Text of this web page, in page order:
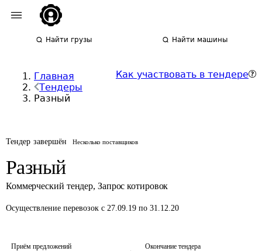
Найти грузы Найти машины
Главная
Тендеры
Разный
Как участвовать в тендере
Тендер завершён Несколько поставщиков
Разный
Коммерческий тендер, Запрос котировок
Осуществление перевозок с 27.09.19 по 31.12.20
Приём предложений
Окончание тендера